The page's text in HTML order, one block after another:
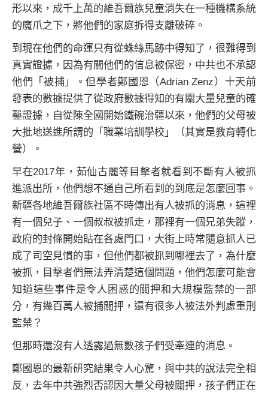
形以來，成千上萬的維吾爾族兒童消失在一種機構系統
的魔爪之下，將他們的家庭拆得支離破碎。
到現在他們的命運只有從蛛絲馬跡中得知了，很難得到
真實證據，因為有關他們的信息被保密，中共也不承認
他們「被捕」。但學者鄭國恩（Adrian Zenz）十天前
發表的數據提供了從政府數據得知的有關大量兒童的確
鑿證據，自從陳全國開始鐵碗治疆以來，他們的父母被
大批地送進所謂的「職業培訓學校」（其實是教育轉化
營）。
早在2017年，茹仙古麗等目擊者就看到不斷有人被抓
進派出所，他們想不通自己所看到的到底是怎麼回事。
新疆各地維吾爾族社區不時傳出有人被抓的消息，這裡
有一個兒子、一個叔叔被抓走，那裡有一個兄弟失蹤，
政府的封條開始貼在各處門口，大街上時常隨意抓人已
成了司空見慣的事，但他們都被抓到哪裡去了，為什麼
被抓，目擊者們無法弄清楚這個問題，他們怎麼可能會
知道這些事件是令人困惑的關押和大規模監禁的一部
分，有幾百萬人被捕關押，還有很多人被法外判處重刑
監禁？
但那時還沒有人透露過無數孩子們受牽連的消息。
鄭國恩的最新研究結果令人心驚，與中共的說法完全相
反，去年中共強烈否認因大量父母被關押，孩子們正在